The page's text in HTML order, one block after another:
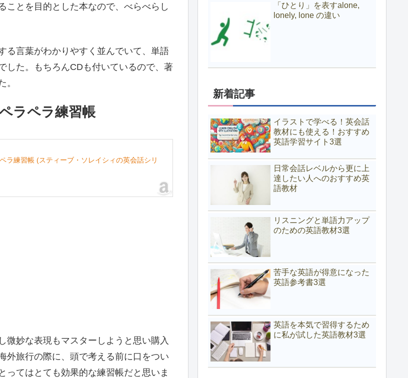
ことを目的とした本なので、べらべらし
る言葉がわかりやすく並んでいて、単語
した。もちろんCDも付いているので、著
。
ラペラ練習帳
ラ練習帳 (スティーブ・ソレイシィの英会話シリ
微妙な表現もマスターしようと思い購入
外旅行の際に、頭で考える前に口をつい
ってはとても効果的な練習帳だと思いま
「ひとり」を表すalone,
lonely, lone の違い
新着記事
イラストで学べる！英会話
教材にも使える！おすすめ
英語学習サイト3選
日常会話レベルから更に上
達したい人へのおすすめ英
語教材
リスニングと単語力アップ
のための英語教材3選
苦手な英語が得意になった
英語参考書3選
英語を本気で習得するため
に私が試した英語教材3選